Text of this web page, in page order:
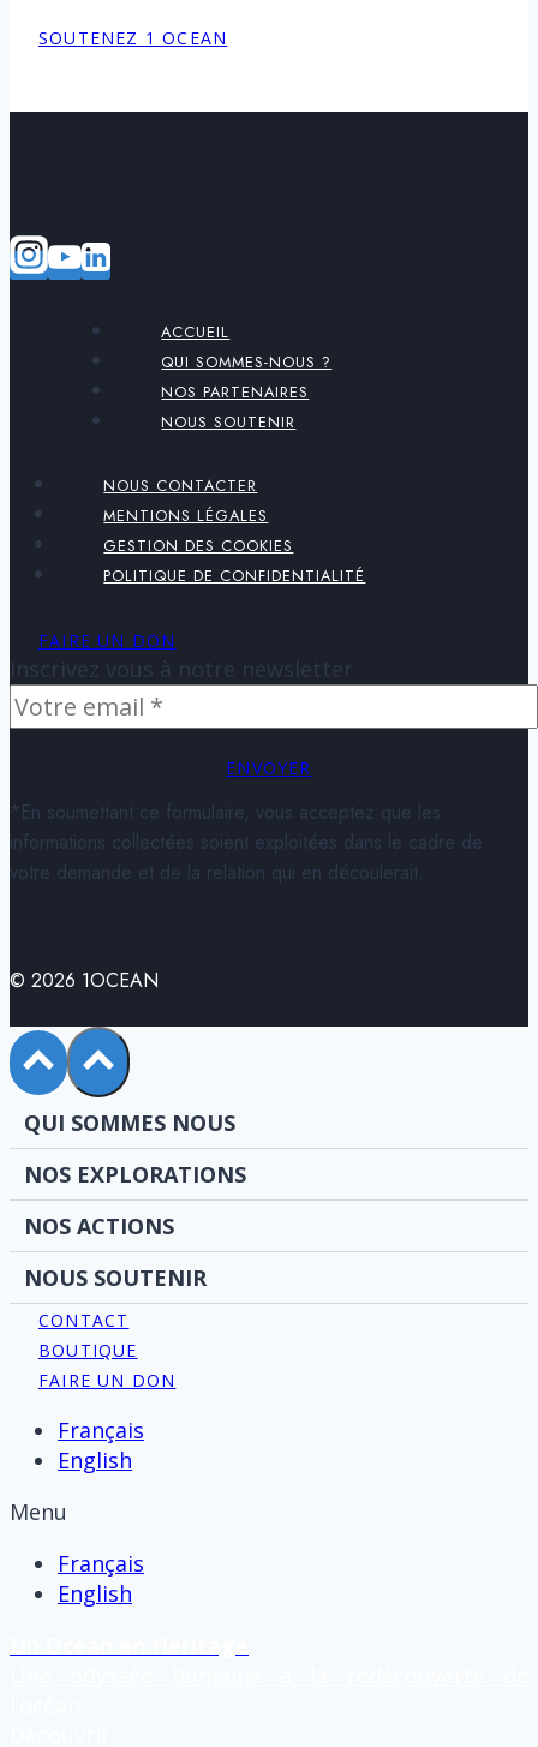
SOUTENEZ 1 OCEAN
ACCUEIL
QUI SOMMES-NOUS ?
NOS PARTENAIRES
NOUS SOUTENIR
NOUS CONTACTER
MENTIONS LÉGALES
GESTION DES COOKIES
POLITIQUE DE CONFIDENTIALITÉ
FAIRE UN DON
Inscrivez vous à notre newsletter
ENVOYER
*En soumettant ce formulaire, vous acceptez que les
informations collectées soient exploitées dans le cadre de
votre demande et de la relation qui en découlerait.
© 2026 1OCEAN
QUI SOMMES NOUS
NOS EXPLORATIONS
NOS ACTIONS
NOUS SOUTENIR
CONTACT
BOUTIQUE
FAIRE UN DON
Français
English
Menu
Français
English